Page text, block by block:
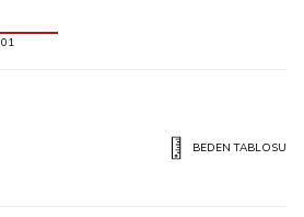
BEDEN TABLOSU